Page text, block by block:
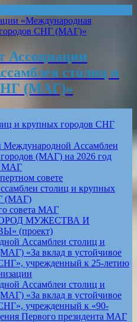
Ассоциации
столиц и
(МАГ)»
и крупных городов СНГ
Международной Ассамблеи
(МАГ) на 2026 год
МАГ
совете
столиц и крупных
(МАГ)
совета МАГ
МУЖЕСТВА И
(проект)
Ассамблеи столиц и
«За вклад в устойчивое
учрежденный к 25-летию
Ассамблеи столиц и
«За вклад в устойчивое
учрежденный к «90-
Первого президента МАГ